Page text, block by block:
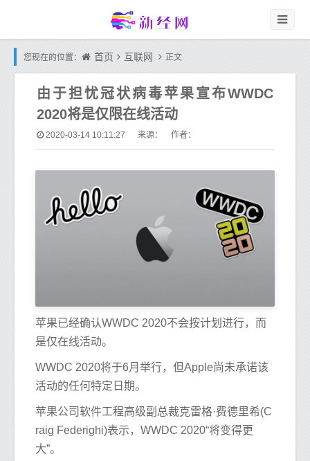
您现在的位置： 首页 互联网 正文
由于担忧冠状病毒苹果宣布WWDC
2020将是仅限在线活动
2020-03-14 10:11:27 来源： 作者：
苹果已经确认WWDC 2020不会按计划进行，而
是仅在线活动。
WWDC 2020将于6月举行，但Apple尚未承诺该
活动的任何特定日期。
苹果公司软件工程高级副总裁克雷格·费德里希(C
raig Federighi)表示，WWDC 2020“将变得更
大”。